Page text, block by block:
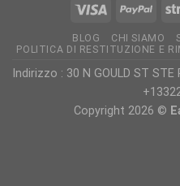
BLOG CHI SIAMO
POLITICA DI RESTITUZIONE E
Indirizzo : 30 N GOULD ST
Copyright 2026 ©